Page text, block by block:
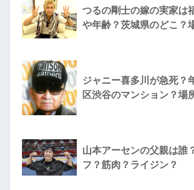
つるの剛士の嫁の実家は
や年齢？茨城県のどこ？
ジャニー喜多川が急死？
区渋谷のマンション？場
山本アーセンの父親は誰
フ？筋肉？ライジン？